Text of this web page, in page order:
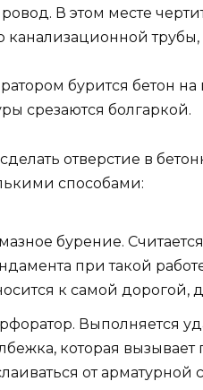
В этом месте
канализационной трубы,
бурится бетон
срезаются болгаркой.
отверстие в
способами:
бурение.
при такой
к самой дорогой,
Выполняется
которая
от арматурной